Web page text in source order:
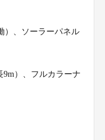
）、ソーラーパネル
9m）、フルカラーナ